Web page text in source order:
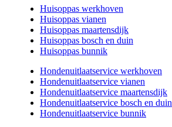
Huisoppas werkhoven
Huisoppas vianen
Huisoppas maartensdijk
Huisoppas bosch en duin
Huisoppas bunnik
Hondenuitlaatservice werkhoven
Hondenuitlaatservice vianen
Hondenuitlaatservice maartensdijk
Hondenuitlaatservice bosch en duin
Hondenuitlaatservice bunnik